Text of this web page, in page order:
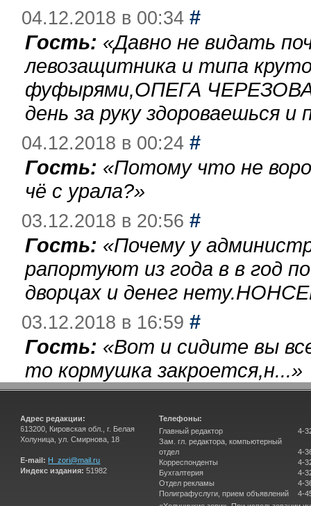
04.12.2018 в 00:34 #
Гость: «Давно не видать
левозащитника и типа
фуфырями,ОПЕГА
день за руку здороваешься
04.12.2018 в 00:24 #
Гость: «Потому что не
чё с урала?»
03.12.2018 в 20:56 #
Гость: «Почему у
рапортуют из года в в год
дворцах и денег
03.12.2018 в 16:59 #
Гость: «Вот и сидите вы
то кормушка закроется,н...»
Адрес редакции:
613200, Кировская обл., г. Белая
Холуница, ул. Смирнова, 18
E-mail: H_zori@mail.ru
Индекс издания: 51982
Телефоны:
Главный редактор
Зам. гл. редактора, компьютерный
отдел
Корреспонденты
Бухгалтерия
Отдел рекламы
Полиграфуслуги, прием объявлений
4-
4-
4-
4-
4-
4-